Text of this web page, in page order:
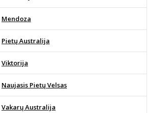
Mendoza
Pietų Australija
Viktorija
Naujasis Pietų Velsas
Vakarų Australija